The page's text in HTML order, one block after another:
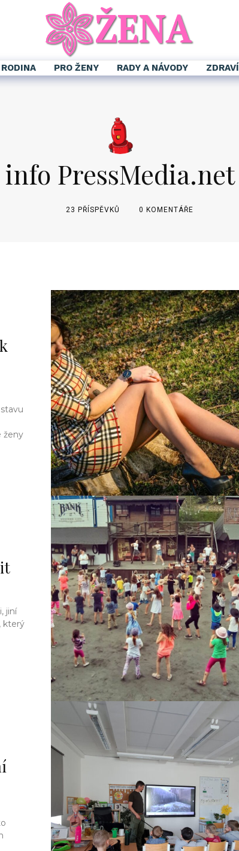
RODINA PRO ŽENY RADY A NÁVODY ZDRAVÍ
info PressMedia.net
23 PŘÍSPĚVKŮ 0 KOMENTÁŘE
ženy
jiní
který